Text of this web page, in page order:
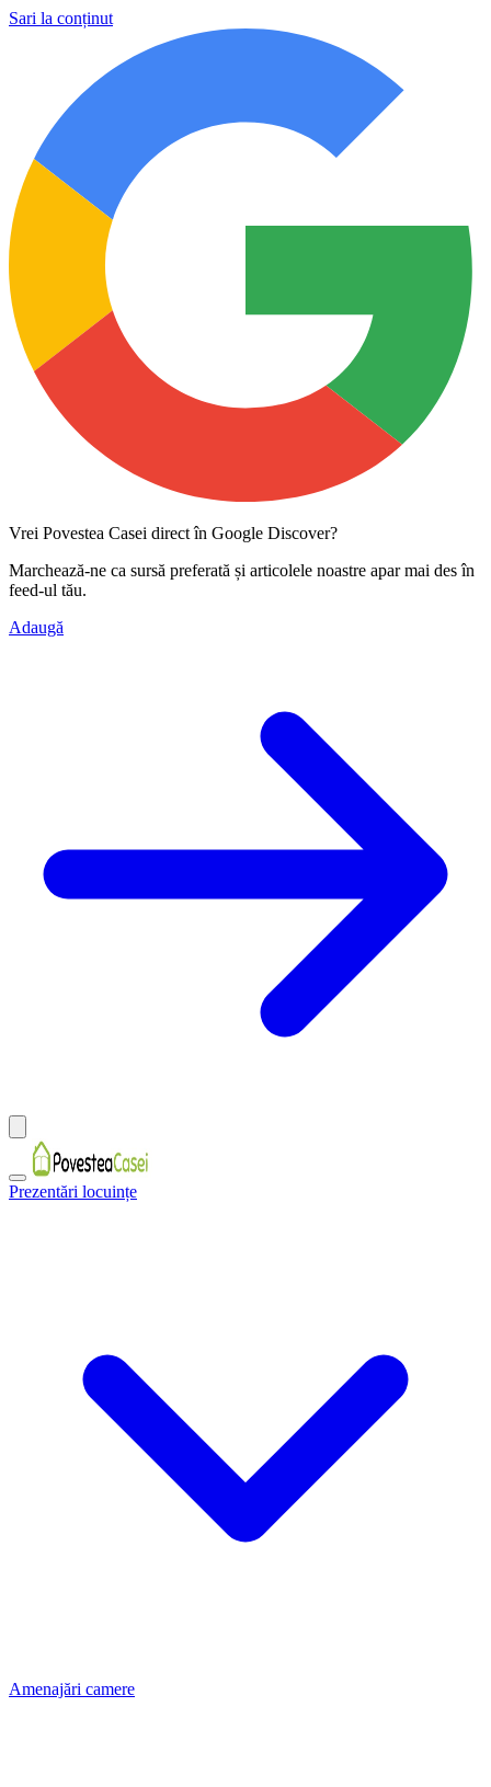
Sari la conținut
Vrei Povestea Casei direct în Google Discover?
Marchează-ne ca sursă preferată și articolele noastre apar mai des în
feed-ul tău.
Adaugă
Prezentări locuințe
Amenajări camere